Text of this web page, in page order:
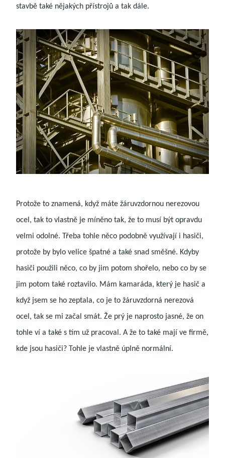
stavbě také nějakých přístrojů a tak dále.
Protože to znamená, když máte žáruvzdornou nerezovou
ocel, tak to vlastně je míněno tak, že to musí být opravdu
velmi odolné. Třeba tohle něco podobně využívají i hasiči,
protože by bylo velice špatné a také snad směšné. Kdyby
hasiči použili něco, co by jim potom shořelo, nebo co by se
jim potom také roztavilo. Mám kamaráda, který je hasič a
když jsem se ho zeptala, co je to žáruvzdorná nerezová
ocel, tak se mi začal smát. Že prý je naprosto jasné, že on
tohle ví a také s tím už pracoval. A že to také mají ve firmě,
kde jsou hasiči? Tohle je vlastně úplně normální.